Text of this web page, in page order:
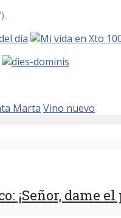
día
Marta Vino nuevo
¡Señor, dame el